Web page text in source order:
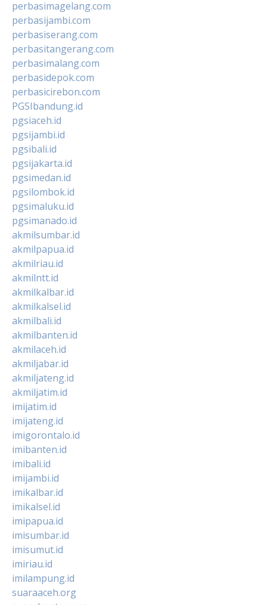
perbasimagelang.com
perbasijambi.com
perbasiserang.com
perbasitangerang.com
perbasimalang.com
perbasidepok.com
perbasicirebon.com
PGSIbandung.id
pgsiaceh.id
pgsijambi.id
pgsibali.id
pgsijakarta.id
pgsimedan.id
pgsilombok.id
pgsimaluku.id
pgsimanado.id
akmilsumbar.id
akmilpapua.id
akmilriau.id
akmilntt.id
akmilkalbar.id
akmilkalsel.id
akmilbali.id
akmilbanten.id
akmilaceh.id
akmiljabar.id
akmiljateng.id
akmiljatim.id
imijatim.id
imijateng.id
imigorontalo.id
imibanten.id
imibali.id
imijambi.id
imikalbar.id
imikalsel.id
imipapua.id
imisumbar.id
imisumut.id
imiriau.id
imilampung.id
suaraaceh.org